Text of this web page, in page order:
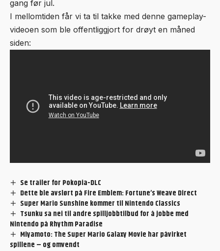
gang før jul.
I mellomtiden får vi ta til takke med denne gameplay-
videoen som ble offentliggjort for drøyt en måned
siden:
Se trailer for Pokopia-DLC
Dette ble avslørt på Fire Emblem: Fortune’s Weave Direct
Super Mario Sunshine kommer til Nintendo Classics
Tsunku sa nei til andre spilljobbtilbud for å jobbe med
Nintendo på Rhythm Paradise
Miyamoto: The Super Mario Galaxy Movie har påvirket
spillene – og omvendt